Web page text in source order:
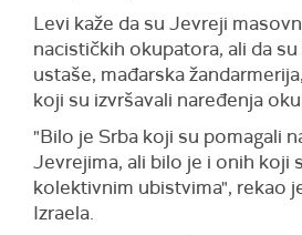
Levi kaže da su Jevreji
nacističkih okupatora, ali da
ustaše, mađarska
koji su izvršavali naređenja
"Bilo je Srba koji su pomagali
Jevrejima, ali bilo je i onih koji
kolektivnim ubistvima", rekao
Izraela.